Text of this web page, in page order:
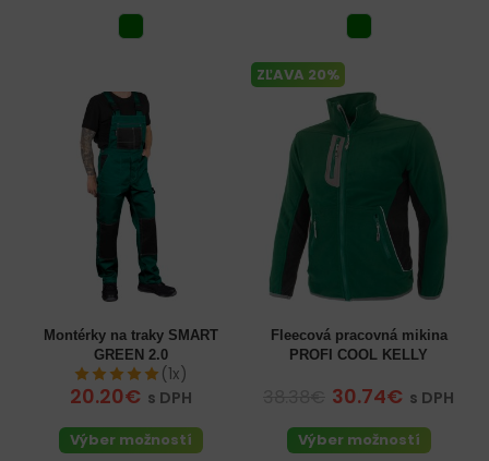
Montérky na traky SMART
GREEN 2.0
(1x)
20.20€ s DPH
Výber možností
ZĽAVA 20%
Fleecová pracovná mikina
PROFI COOL KELLY
30.74€ s DPH
Výber možností